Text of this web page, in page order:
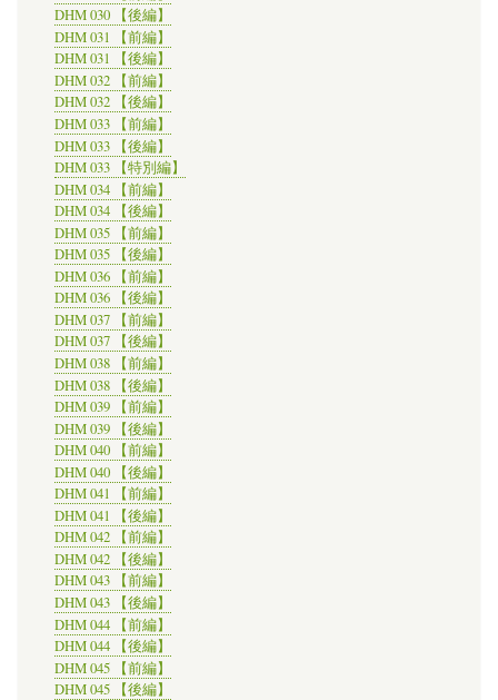
DHM 030 【後編】
DHM 031 【前編】
DHM 031 【後編】
DHM 032 【前編】
DHM 032 【後編】
DHM 033 【前編】
DHM 033 【後編】
DHM 033 【特別編】
DHM 034 【前編】
DHM 034 【後編】
DHM 035 【前編】
DHM 035 【後編】
DHM 036 【前編】
DHM 036 【後編】
DHM 037 【前編】
DHM 037 【後編】
DHM 038 【前編】
DHM 038 【後編】
DHM 039 【前編】
DHM 039 【後編】
DHM 040 【前編】
DHM 040 【後編】
DHM 041 【前編】
DHM 041 【後編】
DHM 042 【前編】
DHM 042 【後編】
DHM 043 【前編】
DHM 043 【後編】
DHM 044 【前編】
DHM 044 【後編】
DHM 045 【前編】
DHM 045 【後編】